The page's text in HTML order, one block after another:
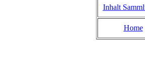
Inhalt
Home